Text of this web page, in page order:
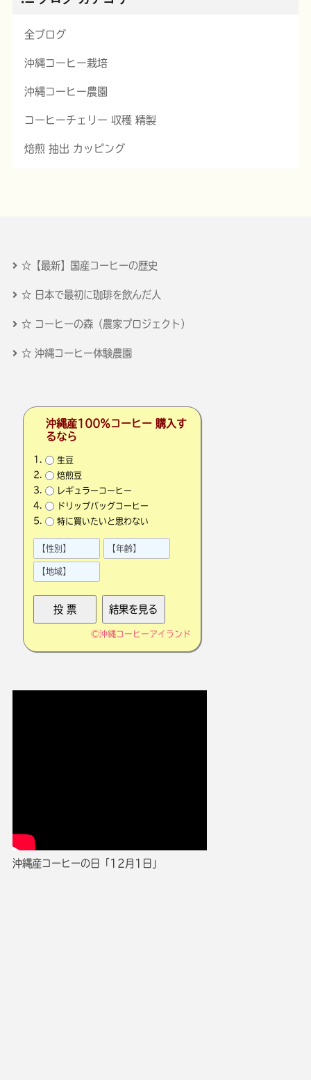
全ブログ
沖縄コーヒー栽培
沖縄コーヒー農園
コーヒーチェリー 収穫 精製
焙煎 抽出 カッピング
☆【最新】国産コーヒーの歴史
☆ 日本で最初に珈琲を飲んだ人
☆ コーヒーの森（農家プロジェクト）
☆ 沖縄コーヒー体験農園
沖縄産100％コーヒー 購入す
るなら
生豆
焙煎豆
レギュラーコーヒー
ドリップバッグコーヒー
特に買いたいと思わない
©沖縄コーヒーアイランド
沖縄産コーヒーの日「12月1日」